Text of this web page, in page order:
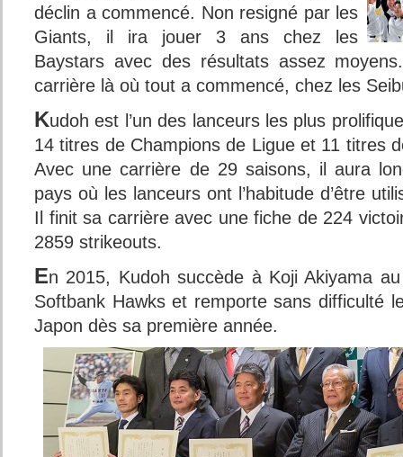
déclin a commencé. Non resigné par les
Giants, il ira jouer 3 ans chez les
Baystars avec des résultats assez
carrière là où tout a commencé, chez les
Kudoh est l’un des lanceurs les plus
14 titres de Champions de Ligue et 11 titres
Avec une carrière de 29 saisons, il aura
pays où les lanceurs ont l’habitude d’être
Il finit sa carrière avec une fiche de 224
2859 strikeouts.
En 2015, Kudoh succède à Koji Akiyama
Softbank Hawks et remporte sans difficulté
Japon dès sa première année.